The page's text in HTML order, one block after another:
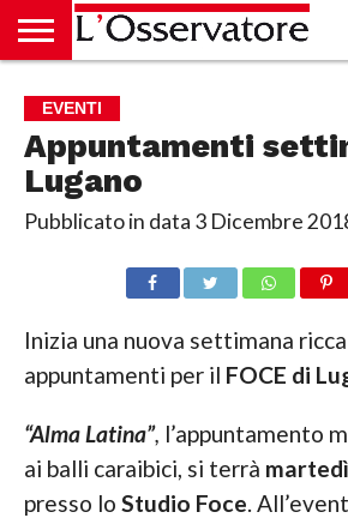
CULTURA
ECONOMIA
RUBRICHE
ARCHIVIO
PODCAST
ABBONAMENTO
CHI
SIAMO
ACCEDI
EVENTI
Appuntamenti
Lugano
Pubblicato in data 3 Dicembre
Inizia una nuova settimana
appuntamenti per il FOCE di
“AlmaLatina”, l’appuntamento
ai balli caraibici, si terrà
presso lo Studio Foce.